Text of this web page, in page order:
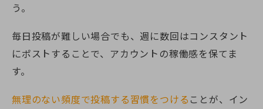
う。
毎日投稿が難しい場合でも、週に数回はコンスタント
にポストすることで、アカウントの稼働感を保てま
す。
無理のない頻度で投稿する習慣をつける ことが、イン